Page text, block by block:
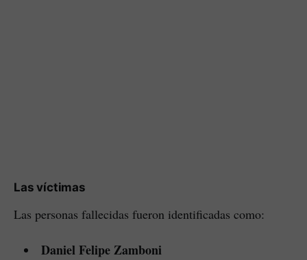
Las víctimas
Las personas fallecidas fueron identificadas como:
Daniel Felipe Zamboni